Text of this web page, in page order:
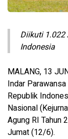
Diikuti 1.022
Indonesia
MALANG, 13
Indar
Republik
Nasional
Agung RI Tahun
Jumat (12/6).